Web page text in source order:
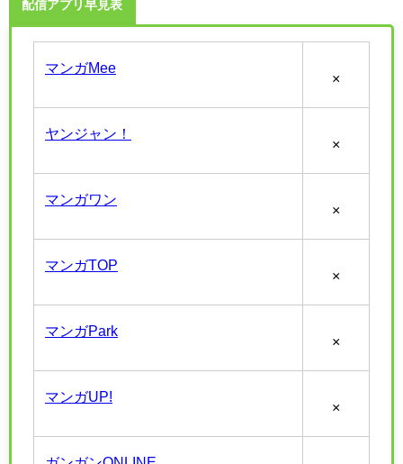
配信アプリ早見表
マンガMee
×
ヤンジャン！
×
マンガワン
×
マンガTOP
×
マンガPark
×
マンガUP!
×